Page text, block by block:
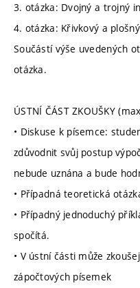
3. otázka: Dvojný a trojný
4. otázka: Křivkový a
Součástí výše uvedených
otázka.
ÚSTNÍ ČÁST ZKOUŠKY
• Diskuse k písemce:
zdůvodnit svůj postup
nebude uznána a bude
• Případná teoretická
• Případný jednoduchý
spočítá.
• V ústní části může
zápočtových písemek